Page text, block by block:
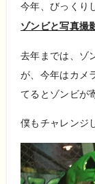
今年、びっくり
ゾンビと写真撮
去年までは、ゾ
が、今年はカメ
てるとゾンビが
僕もチャレンジ